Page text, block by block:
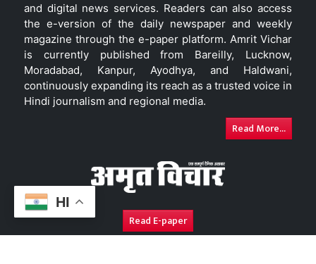
HI
and digital news services. Readers can also access
the e-version of the daily newspaper and weekly
magazine through the e-paper platform. Amrit Vichar
is currently published from Bareilly, Lucknow,
Moradabad, Kanpur, Ayodhya, and Haldwani,
continuously expanding its reach as a trusted voice in
Hindi journalism and regional media.
Read More...
Read E-paper